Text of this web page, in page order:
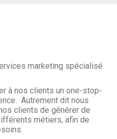
marketing spécialisé
à nos clients un one-stop-
Autrement dit nous
clients de générer de
métiers, afin de